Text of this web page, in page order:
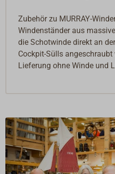
Zubehör zu MURRAY-
Windenständer aus
die Schotwinde direkt an
Cockpit-Sülls angeschraubt
Lieferung ohne Winde und